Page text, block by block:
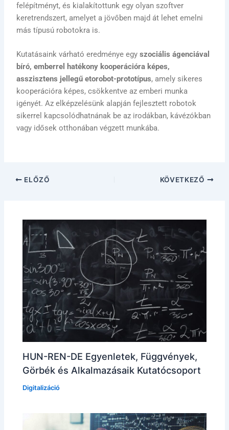
felépítményt, és kialakítottunk egy olyan szoftver
keretrendszert, amelyet a jövőben majd át lehet emelni
más típusú robotokra is.
Kutatásaink várható eredménye egyszociális ágenciával
bíró, emberrel hatékony kooperációra képes,
asszisztens jellegű etorobot-prototípus, amely sikeres
kooperációra képes, csökkentve az emberi munka
igényét. Az elképzelésünk alapján fejlesztett robotok
sikerrel kapcsolódhatnának be az irodákban, kávézókban
vagy idősek otthonában végzett munkába.
ELŐZŐ KÖVETKEZŐ
HUN-REN-DE Egyenletek, Függvények,
Görbék és Alkalmazásaik Kutatócsoport
Digitalizáció